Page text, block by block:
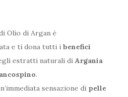
Olio di Argan è
e ti dona tutti i benefici
estratti naturali di Argania
.
sensazione di pelle